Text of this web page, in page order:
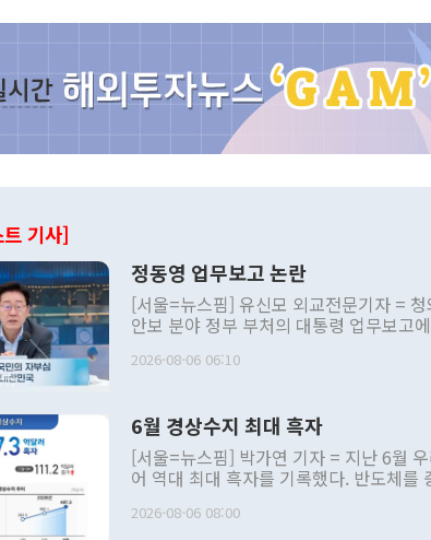
기사]
정동영 업무보고 논란
[서울=뉴스핌] 유신모 외교전문기자 =
안보 분야 정부 부처의 대통령 업무보고
발언 중에는 정부 내 조율을 거치지 않은
주의적 희망에 근거한 비현실적 구상'이
관의 대북 정책 관련 발언이 물의를 빚은
관 부처 장관이 공개적으로 부정적 입장
관의 무리한 대북 접근법과 월권을 제어
다. [정동영 통일부 장관이 지난달 23일 오후 서울 종로구 정부서울청사에
2026-08-06 06:10
6월 경상수지 최대 흑자
[서울=뉴스핌] 박가연 기자 = 지난 6월
어 역대 최대 흑자를 기록했다. 반도체를
료=한국은행] 한국은행이 6일 발표한 '2026년 6월 국제수지(잠정)'에 따르
2026-08-06 08:00